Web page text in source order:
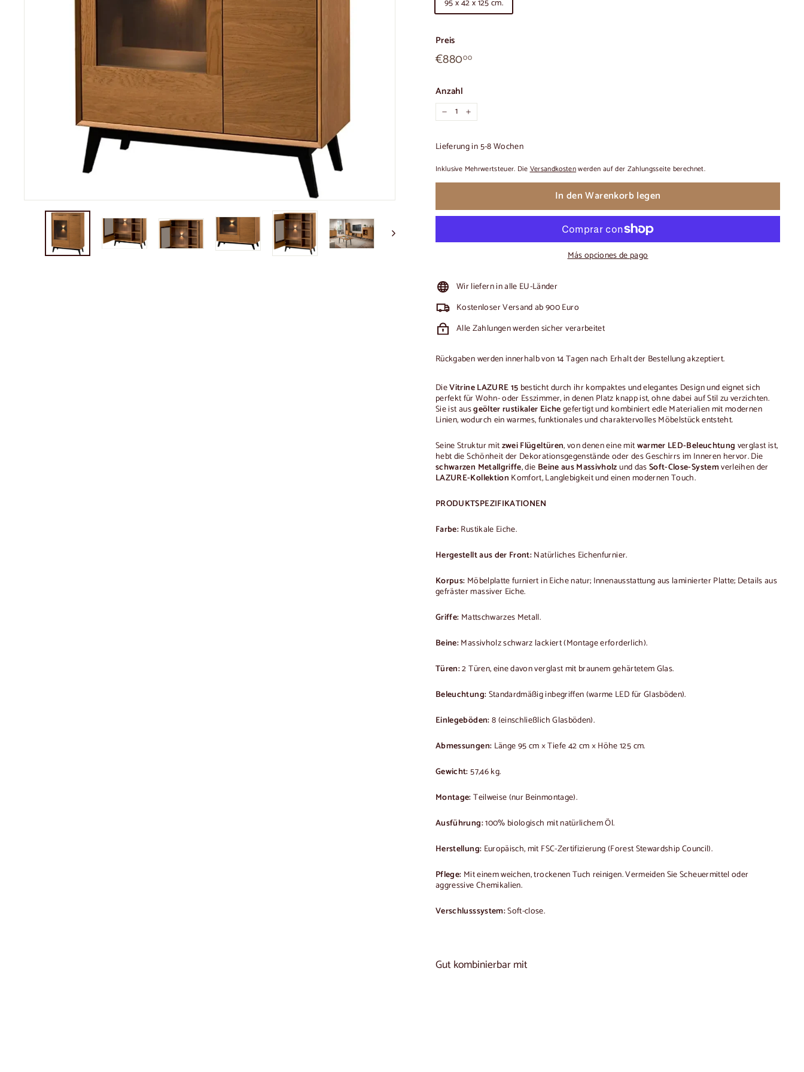
95 x 42 x 125 cm.
Preis
Üblicher
Preis
€88000€880,00
Anzahl
− +
Lieferung in 5-8 Wochen
Inklusive Mehrwertsteuer. DieVersandkostenwerden auf der Zahlungsseite berechnet.
In den Warenkorb legen
Más opciones de pago
Wir liefern in alle EU-Länder
Kostenloser Versand ab 900 Euro
Alle Zahlungen werden sicher verarbeitet
Rückgaben werden innerhalb von 14 Tagen nach Erhalt der Bestellung akzeptiert.
DieVitrine LAZURE 15 besticht durch ihr kompaktes und elegantes Design und eignet sich
perfekt für Wohn- oder Esszimmer, in denen Platz knapp ist, ohne dabei auf Stil zu verzichten.
Sie ist ausgeölter rustikaler Eichegefertigt und kombiniert edle Materialien mit modernen
Linien, wodurch ein warmes, funktionales und charaktervolles Möbelstück entsteht.
Seine Struktur mitzwei Flügeltüren, von denen eine mitwarmer LED-Beleuchtung verglast ist,
hebt die Schönheit der Dekorationsgegenstände oder des Geschirrs im Inneren hervor. Die
schwarzen Metallgriffe, die Beine aus Massivholzund dasSoft-Close-Systemverleihen der
LAZURE-Kollektion Komfort, Langlebigkeit und einen modernen Touch.
PRODUKTSPEZIFIKATIONEN
Farbe:Rustikale Eiche.
Hergestellt aus der Front:Natürliches Eichenfurnier.
Korpus: Möbelplatte furniert in Eiche natur; Innenausstattung aus laminierter Platte; Details aus
gefräster massiver Eiche.
Griffe: Mattschwarzes Metall.
Beine:Massivholz schwarz lackiert (Montage erforderlich).
Türen:2 Türen, eine davon verglast mit braunem gehärtetem Glas.
Beleuchtung:Standardmäßig inbegriffen (warme LED für Glasböden).
Einlegeböden:8 (einschließlich Glasböden).
Abmessungen: Länge 95 cm × Tiefe 42 cm × Höhe 125 cm.
Gewicht:57,46 kg.
Montage:Teilweise (nur Beinmontage).
Ausführung:100% biologisch mit natürlichem Öl.
Herstellung: Europäisch, mit FSC-Zertifizierung (Forest Stewardship Council).
Pflege: Mit einem weichen, trockenen Tuch reinigen. Vermeiden Sie Scheuermittel oder
aggressive Chemikalien.
Verschlusssystem:Soft-close.
Gut kombinierbar mit